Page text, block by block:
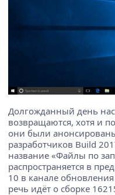
Долгожданный день
возвращаются, хотя и
они были
разработчиков Build
название «Файлы по
распространяется в
10 в канале
речь идёт о сборке